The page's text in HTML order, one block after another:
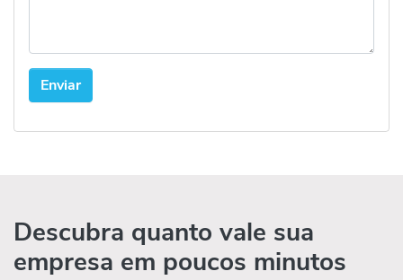
Descubra quanto vale sua
empresa em poucos minutos